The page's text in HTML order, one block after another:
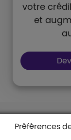
votre
et
Boutons et
Liens en bas
Accessibilité :
Préférences